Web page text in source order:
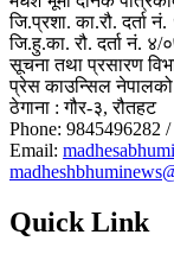
जि.प्रशा. का.रौ. दर्ता
जि.हु.का. रौ. दर्ता नं.
सूचना तथा प्रसारण
प्रेस काउन्सिल
ठेगाना : गौर-३, रौतहट
Phone: 9845496282
Email:
Quick Link